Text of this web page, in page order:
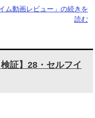
ム動画レビュー」の続きを
読む
証】28・セルフイ